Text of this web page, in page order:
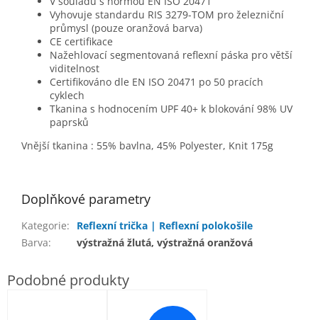
Vyhovuje standardu RIS 3279-TOM pro železniční
průmysl (pouze oranžová barva)
CE certifikace
Nažehlovací segmentovaná reflexní páska pro větší
viditelnost
Certifikováno dle EN ISO 20471 po 50 pracích
cyklech
Tkanina s hodnocením UPF 40+ k blokování 98% UV
paprsků
Vnější tkanina : 55% bavlna, 45% Polyester, Knit 175g
Doplňkové parametry
Kategorie:
Reflexní trička | Reflexní polokošile
Barva: výstražná žlutá, výstražná oranžová